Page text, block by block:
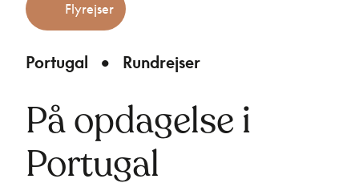
Portugal Rundrejser
Flyrejser
På opdagelse i
Portugal